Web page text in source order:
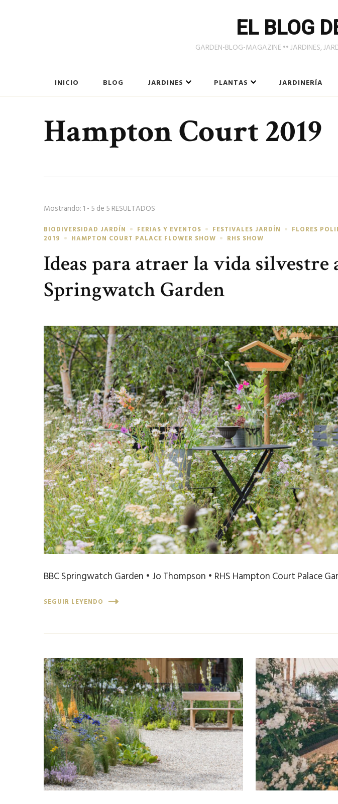
EL BLOG
GARDEN-BLOG-MAGAZINE •• JARDINES,
INICIO BLOG JARDINES PLANTAS JARDINERÍA
Hampton Court 2019
Mostrando: 1 - 5 de 5 RESULTADOS
BIODIVERSIDAD JARDÍN FERIAS Y EVENTOS FESTIVALES JARDÍN FLORES
2019
HAMPTON COURT PALACE FLOWER SHOW RHS SHOW
Ideas para atraer la vida silvestre
Springwatch Garden
BBC Springwatch Garden • Jo Thompson • RHS Hampton Court Palace
SEGUIR LEYENDO